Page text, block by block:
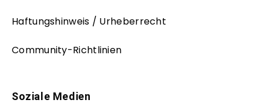
Haftungshinweis / Urheberrecht
Community-Richtlinien
Soziale Medien